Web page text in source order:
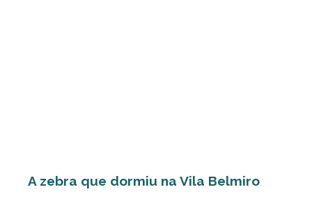
A zebra que dormiu na Vila Belmiro